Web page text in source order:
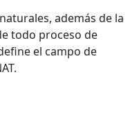
además de la
todo proceso de
el campo de